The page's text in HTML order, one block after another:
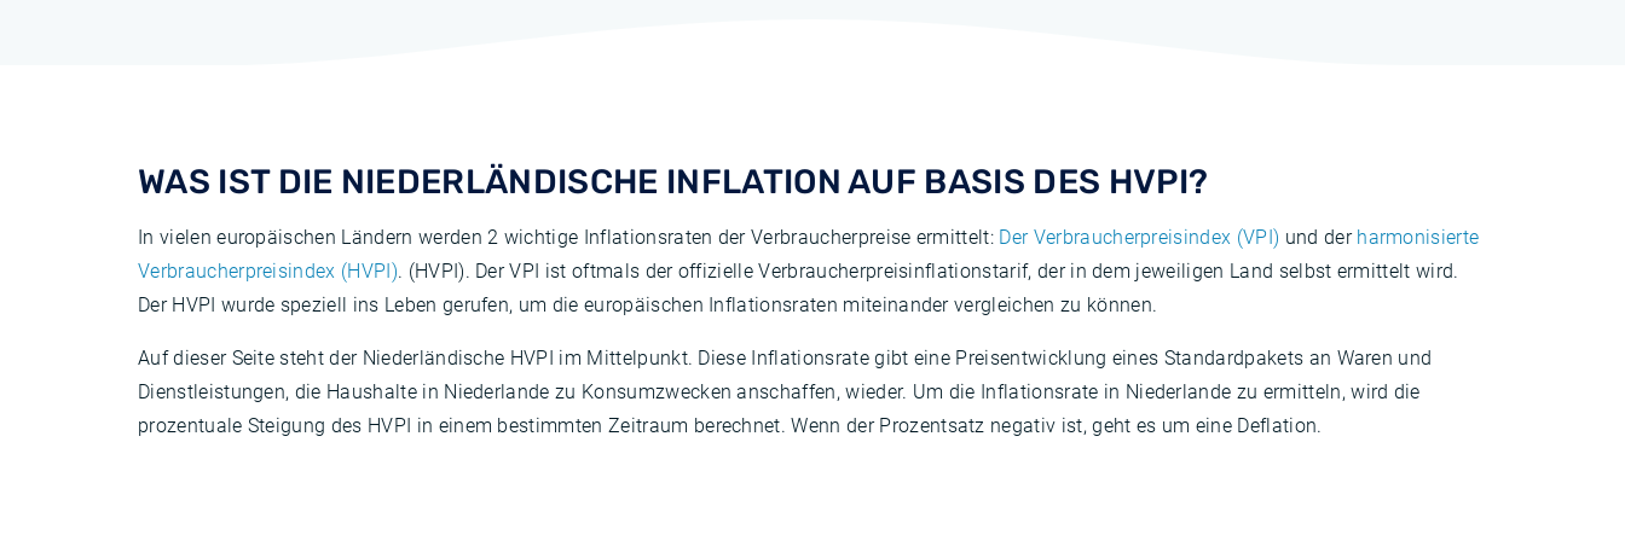
WAS IST DIE NIEDERLÄNDISCHE INFLATION AUF BASIS DES HVPI?
In vielen europäischen Ländern werden 2 wichtige Inflationsraten der Verbraucherpreise ermittelt: Der Verbraucherpreisindex (VPI) und der harmonisierte
Verbraucherpreisindex (HVPI). (HVPI). Der VPI ist oftmals der offizielle Verbraucherpreisinflationstarif, der in dem jeweiligen Land selbst ermittelt wird.
Der HVPI wurde speziell ins Leben gerufen, um die europäischen Inflationsraten miteinander vergleichen zu können.
Auf dieser Seite steht der Niederländische HVPI im Mittelpunkt. Diese Inflationsrate gibt eine Preisentwicklung eines Standardpakets an Waren und
Dienstleistungen, die Haushalte in Niederlande zu Konsumzwecken anschaffen, wieder. Um die Inflationsrate in Niederlande zu ermitteln, wird die
prozentuale Steigung des HVPI in einem bestimmten Zeitraum berechnet. Wenn der Prozentsatz negativ ist, geht es um eine Deflation.